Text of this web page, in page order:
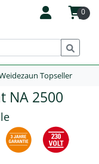
0
Topseller
NA 2500